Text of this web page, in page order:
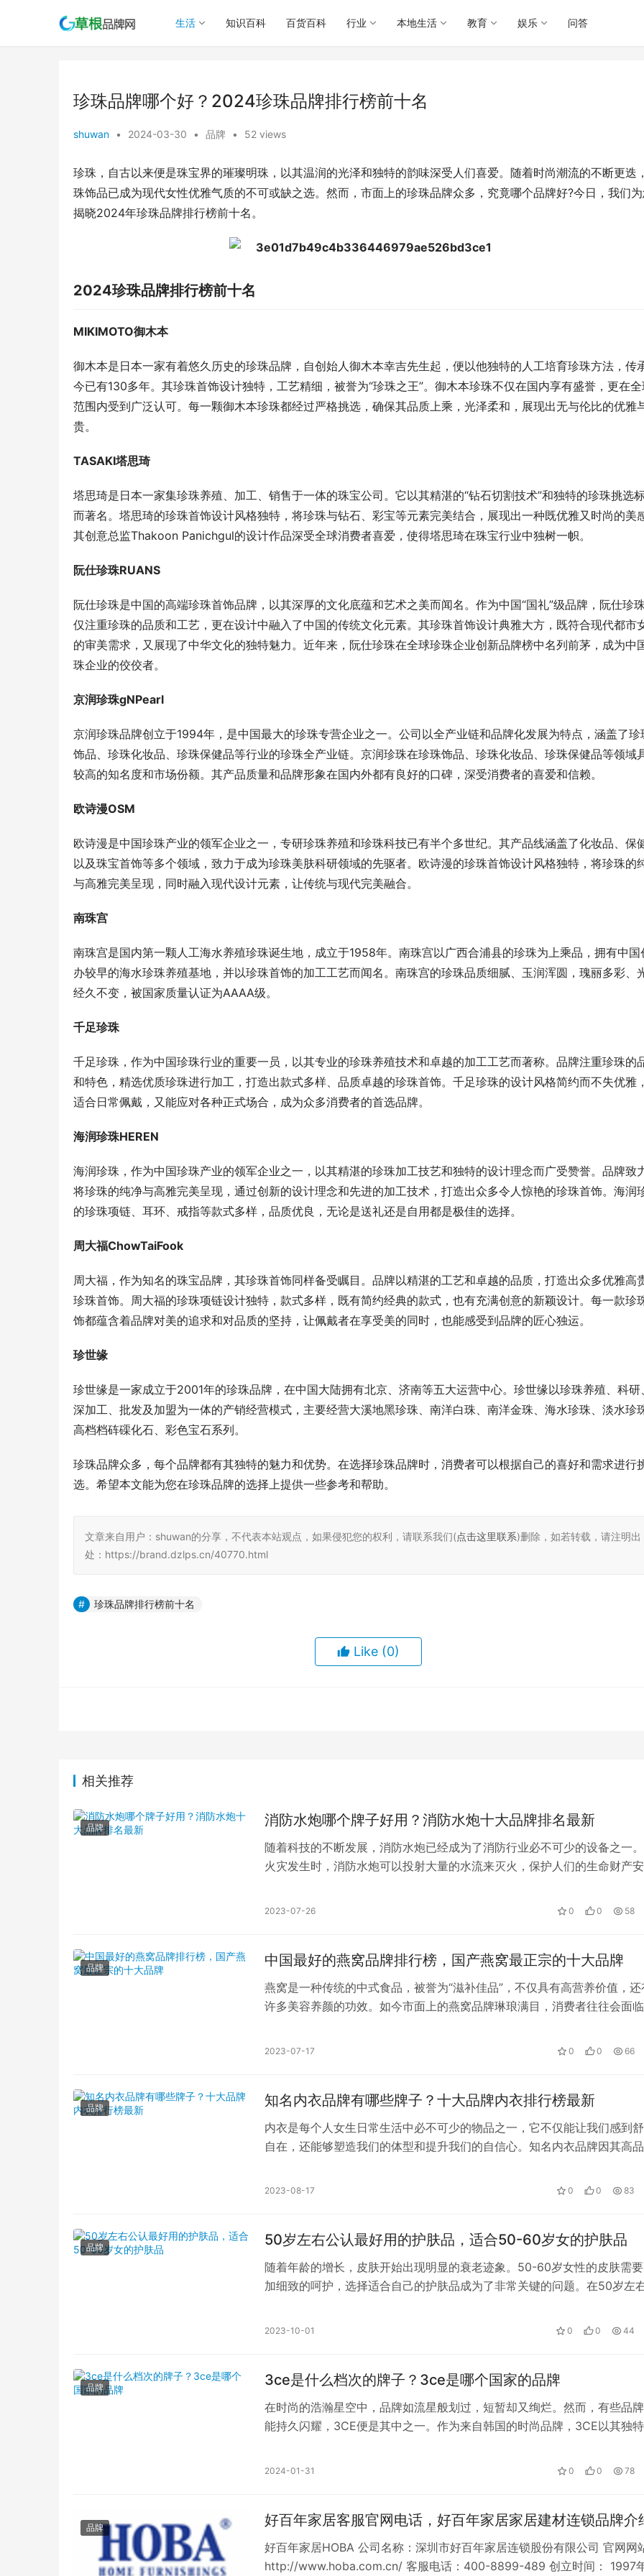
生活 知识百科 百货百科 行业 本地生活 教育 娱乐 问答
珍珠品牌哪个好？2024珍珠品牌排行榜前十名
shuwan • 2024-03-30 • 品牌 • 52 views
珍珠，自古以来便是珠宝界的璀璨明珠，以其温润的光泽和独特的韵味深受人们喜爱。随着时尚潮流的不断更迭
珠饰品已成为现代女性优雅气质的不可或缺之选。然而，市面上的珍珠品牌众多，究竟哪个品牌好?今日，我们
揭晓2024年珍珠品牌排行榜前十名。
2024珍珠品牌排行榜前十名
MIKIMOTO御木本
御木本是日本一家有着悠久历史的珍珠品牌，自创始人御木本幸吉先生起，便以他独特的人工培育珍珠方法，传
今已有130多年。其珍珠首饰设计独特，工艺精细，被誉为“珍珠之王”。御木本珍珠不仅在国内享有盛誉，更在
范围内受到广泛认可。每一颗御木本珍珠都经过严格挑选，确保其品质上乘，光泽柔和，展现出无与伦比的优雅
贵。
TASAKI塔思琦
塔思琦是日本一家集珍珠养殖、加工、销售于一体的珠宝公司。它以其精湛的“钻石切割技术”和独特的珍珠挑选
而著名。塔思琦的珍珠首饰设计风格独特，将珍珠与钻石、彩宝等元素完美结合，展现出一种既优雅又时尚的美
其创意总监Thakoon Panichgul的设计作品深受全球消费者喜爱，使得塔思琦在珠宝行业中独树一帜。
阮仕珍珠RUANS
阮仕珍珠是中国的高端珍珠首饰品牌，以其深厚的文化底蕴和艺术之美而闻名。作为中国“国礼”级品牌，阮仕珍
仅注重珍珠的品质和工艺，更在设计中融入了中国的传统文化元素。其珍珠首饰设计典雅大方，既符合现代都市
的审美需求，又展现了中华文化的独特魅力。近年来，阮仕珍珠在全球珍珠企业创新品牌榜中名列前茅，成为中
珠企业的佼佼者。
京润珍珠gNPearl
京润珍珠品牌创立于1994年，是中国最大的珍珠专营企业之一。公司以全产业链和品牌化发展为特点，涵盖了珍
饰品、珍珠化妆品、珍珠保健品等行业的珍珠全产业链。京润珍珠在珍珠饰品、珍珠化妆品、珍珠保健品等领域
较高的知名度和市场份额。其产品质量和品牌形象在国内外都有良好的口碑，深受消费者的喜爱和信赖。
欧诗漫OSM
欧诗漫是中国珍珠产业的领军企业之一，专研珍珠养殖和珍珠科技已有半个多世纪。其产品线涵盖了化妆品、保
以及珠宝首饰等多个领域，致力于成为珍珠美肤科研领域的先驱者。欧诗漫的珍珠首饰设计风格独特，将珍珠的
与高雅完美呈现，同时融入现代设计元素，让传统与现代完美融合。
南珠宫
南珠宫是国内第一颗人工海水养殖珍珠诞生地，成立于1958年。南珠宫以广西合浦县的珍珠为上乘品，拥有中国
办较早的海水珍珠养殖基地，并以珍珠首饰的加工工艺而闻名。南珠宫的珍珠品质细腻、玉润浑圆，瑰丽多彩、
经久不变，被国家质量认证为AAAA级。
千足珍珠
千足珍珠，作为中国珍珠行业的重要一员，以其专业的珍珠养殖技术和卓越的加工工艺而著称。品牌注重珍珠的
和特色，精选优质珍珠进行加工，打造出款式多样、品质卓越的珍珠首饰。千足珍珠的设计风格简约而不失优雅
适合日常佩戴，又能应对各种正式场合，成为众多消费者的首选品牌。
海润珍珠HEREN
海润珍珠，作为中国珍珠产业的领军企业之一，以其精湛的珍珠加工技艺和独特的设计理念而广受赞誉。品牌致
将珍珠的纯净与高雅完美呈现，通过创新的设计理念和先进的加工技术，打造出众多令人惊艳的珍珠首饰。海润
的珍珠项链、耳环、戒指等款式多样，品质优良，无论是送礼还是自用都是极佳的选择。
周大福ChowTaiFook
周大福，作为知名的珠宝品牌，其珍珠首饰同样备受瞩目。品牌以精湛的工艺和卓越的品质，打造出众多优雅高
珍珠首饰。周大福的珍珠项链设计独特，款式多样，既有简约经典的款式，也有充满创意的新颖设计。每一款珍
饰都蕴含着品牌对美的追求和对品质的坚持，让佩戴者在享受美的同时，也能感受到品牌的匠心独运。
珍世缘
珍世缘是一家成立于2001年的珍珠品牌，在中国大陆拥有北京、济南等五大运营中心。珍世缘以珍珠养殖、科研
深加工、批发及加盟为一体的产销经营模式，主要经营大溪地黑珍珠、南洋白珠、南洋金珠、海水珍珠、淡水珍
高档档砗磲化石、彩色宝石系列。
珍珠品牌众多，每个品牌都有其独特的魅力和优势。在选择珍珠品牌时，消费者可以根据自己的喜好和需求进行
选。希望本文能为您在珍珠品牌的选择上提供一些参考和帮助。
文章来自用户：shuwan的分享，不代表本站观点，如果侵犯您的权利，请联系我们(点击这里联系)删除，如若转载，请注明出
处：https://brand.dzlps.cn/40770.html
珍珠品牌排行榜前十名
Like (0)
相关推荐
品牌 消防水炮哪个牌子好用？消防水炮十大品牌排名最新
随着科技的不断发展，消防水炮已经成为了消防行业必不可少的设备之一
火灾发生时，消防水炮可以投射大量的水流来灭火，保护人们的生命财产安
2023-07-26 0 0 58
品牌 中国最好的燕窝品牌排行榜，国产燕窝最正宗的十大品牌
燕窝是一种传统的中式食品，被誉为“滋补佳品”，不仅具有高营养价值，还
许多美容养颜的功效。如今市面上的燕窝品牌琳琅满目，消费者往往会面
2023-07-17 0 0 66
品牌 知名内衣品牌有哪些牌子？十大品牌内衣排行榜最新
内衣是每个人女生日常生活中必不可少的物品之一，它不仅能让我们感到
自在，还能够塑造我们的体型和提升我们的自信心。知名内衣品牌因其高
2023-08-17 0 0 83
品牌 50岁左右公认最好用的护肤品，适合50-60岁女的护肤品
随着年龄的增长，皮肤开始出现明显的衰老迹象。50-60岁女性的皮肤需
加细致的呵护，选择适合自己的护肤品成为了非常关键的问题。在50岁左
2023-10-01 0 0 44
品牌 3ce是什么档次的牌子？3ce是哪个国家的品牌
在时尚的浩瀚星空中，品牌如流星般划过，短暂却又绚烂。然而，有些品
能持久闪耀，3CE便是其中之一。作为来自韩国的时尚品牌，3CE以其独
2024-01-31 0 0 78
品牌 好百年家居客服官网电话，好百年家居家居建材连锁品牌介
好百年家居HOBA 公司名称：深圳市好百年家居连锁股份有限公司 官网网
http://www.hoba.com.cn/ 客服电话：400-8899-489 创立时间： 1997